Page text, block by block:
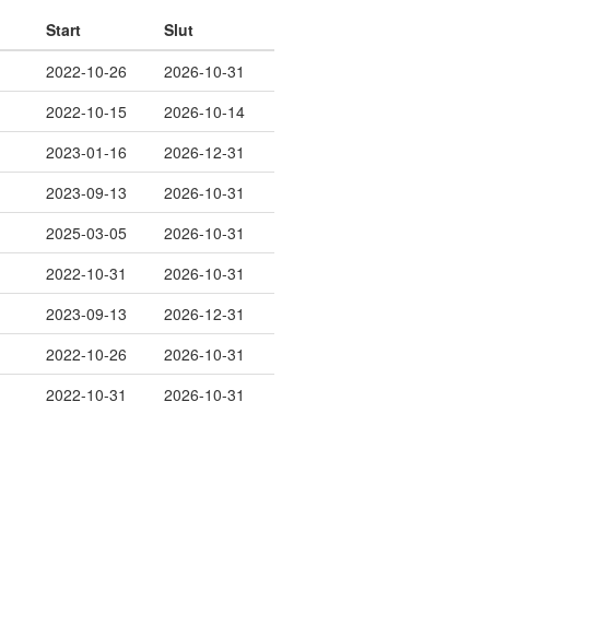
Start
Slut
2022-10-26
2026-10-31
2022-10-15
2026-10-14
2023-01-16
2026-12-31
2023-09-13
2026-10-31
2025-03-05
2026-10-31
2022-10-31
2026-10-31
2023-09-13
2026-12-31
2022-10-26
2026-10-31
2022-10-31 2026-10-31